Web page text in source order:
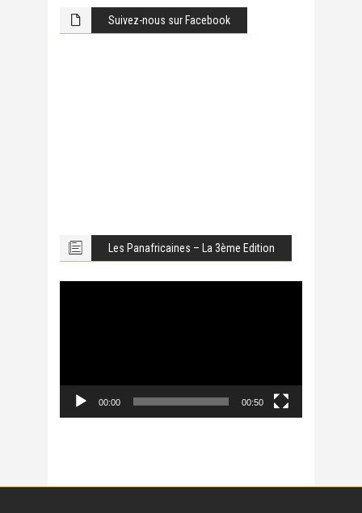
Suivez-nous sur Facebook
Les Panafricaines – La 3ème Edition
00:00 00:50